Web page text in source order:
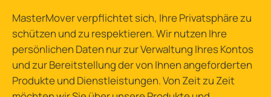
MasterMover verpflichtet sich, Ihre Privatsphäre zu
schützen und zu respektieren. Wir nutzen Ihre
persönlichen Daten nur zur Verwaltung Ihres Kontos
und zur Bereitstellung der von Ihnen angeforderten
Produkte und Dienstleistungen. Von Zeit zu Zeit